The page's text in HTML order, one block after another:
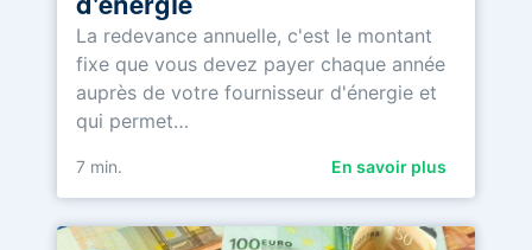
La redevance annuelle, c'est le montant
fixe que vous devez payer chaque année
auprès de votre fournisseur d'énergie et
qui permet…
7 min. En savoir plus